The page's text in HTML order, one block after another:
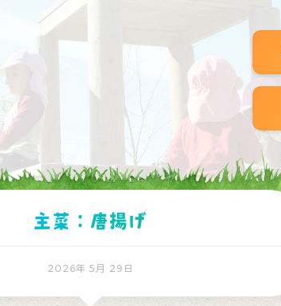
主菜：唐揚げ
2026年 5月 29日